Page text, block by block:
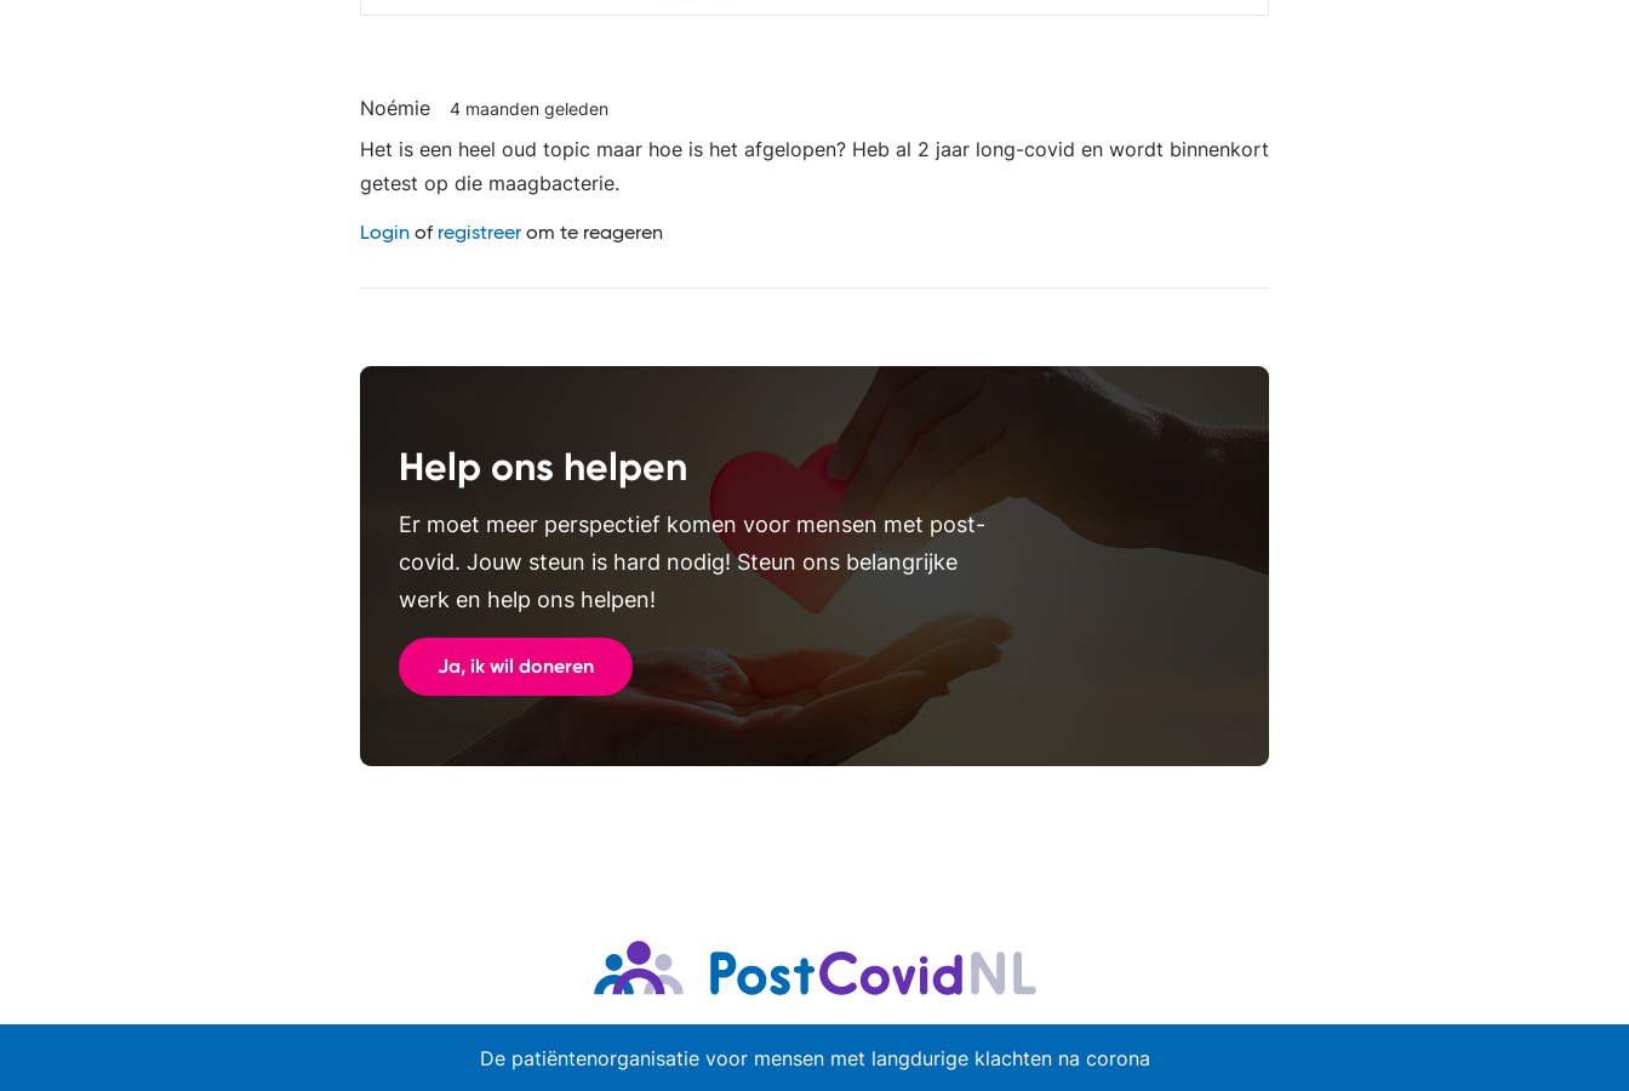
Noémie 4 maanden geleden
Het is een heel oud topic maar hoe is het afgelopen? Heb al 2 jaar long-covid en wordt binnenkort
getest op die maagbacterie.
Login of registreer om te reageren
Help ons helpen
Er moet meer perspectief komen voor mensen met post-
covid. Jouw steun is hard nodig! Steun ons belangrijke
werk en help ons helpen!
Ja, ik wil doneren
De patiëntenorganisatie voor mensen met langdurige klachten na corona